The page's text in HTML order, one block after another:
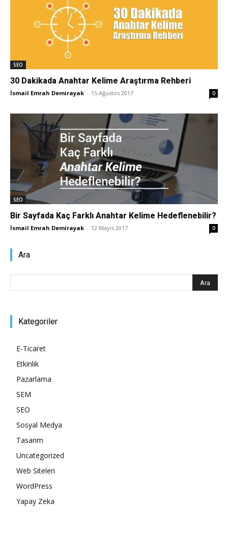
ASO,
SEO
30 Dakikada Anahtar Kelime Araştırma Rehberi
İsmail Emrah Demirayak - 15 Ağustos 2017 0
SEO
Bir Sayfada Kaç Farklı Anahtar Kelime Hedeflenebilir?
İsmail Emrah Demirayak - 12 Mayıs 2017 0
Ara
Kategoriler
E-Ticaret
Etkinlik
Pazarlama
SEM
SEO
Sosyal Medya
Tasarım
Uncategorized
Web Siteleri
WordPress
Yapay Zeka